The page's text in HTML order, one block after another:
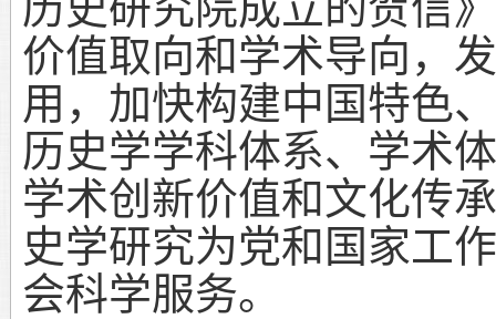
价值取向和学术导向，
用，加快构建中国特色
历史学学科体系、学术
学术创新价值和文化传
史学研究为党和国家工
会科学服务。